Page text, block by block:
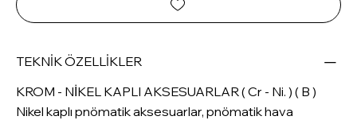
TEKNİK ÖZELLİKLER
KROM - NİKEL KAPLI AKSESUARLAR ( Cr - Ni. ) ( B )
Nikel kaplı pnömatik aksesuarlar, pnömatik hava